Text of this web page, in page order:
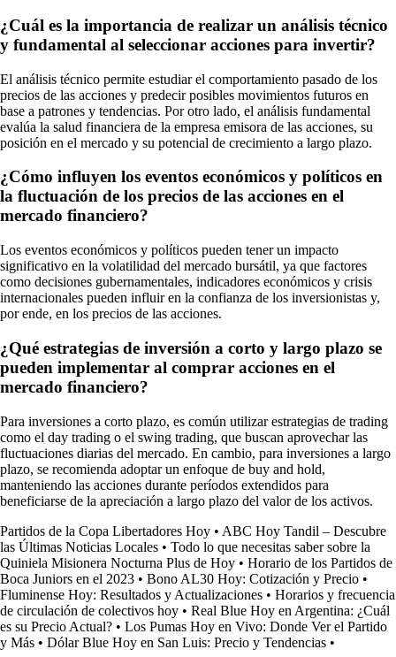
¿Cuál es la importancia de realizar un análisis técnico
y fundamental al seleccionar acciones para invertir?
El análisis técnico permite estudiar el comportamiento pasado de los
precios de las acciones y predecir posibles movimientos futuros en
base a patrones y tendencias. Por otro lado, el análisis fundamental
evalúa la salud financiera de la empresa emisora de las acciones, su
posición en el mercado y su potencial de crecimiento a largo plazo.
¿Cómo influyen los eventos económicos y políticos en
la fluctuación de los precios de las acciones en el
mercado financiero?
Los eventos económicos y políticos pueden tener un impacto
significativo en la volatilidad del mercado bursátil, ya que factores
como decisiones gubernamentales, indicadores económicos y crisis
internacionales pueden influir en la confianza de los inversionistas y,
por ende, en los precios de las acciones.
¿Qué estrategias de inversión a corto y largo plazo se
pueden implementar al comprar acciones en el
mercado financiero?
Para inversiones a corto plazo, es común utilizar estrategias de trading
como el day trading o el swing trading, que buscan aprovechar las
fluctuaciones diarias del mercado. En cambio, para inversiones a largo
plazo, se recomienda adoptar un enfoque de buy and hold,
manteniendo las acciones durante períodos extendidos para
beneficiarse de la apreciación a largo plazo del valor de los activos.
Partidos de la Copa Libertadores Hoy • ABC Hoy Tandil – Descubre
las Últimas Noticias Locales • Todo lo que necesitas saber sobre la
Quiniela Misionera Nocturna Plus de Hoy • Horario de los Partidos de
Boca Juniors en el 2023 • Bono AL30 Hoy: Cotización y Precio •
Fluminense Hoy: Resultados y Actualizaciones • Horarios y frecuencia
de circulación de colectivos hoy • Real Blue Hoy en Argentina: ¿Cuál
es su Precio Actual? • Los Pumas Hoy en Vivo: Donde Ver el Partido
y Más • Dólar Blue Hoy en San Luis: Precio y Tendencias •